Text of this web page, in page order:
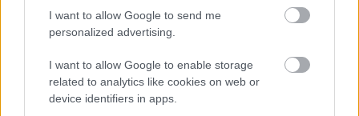
I want to allow Google to send me
personalized advertising.
I want to allow Google to enable storage
related to analytics like cookies on web or
device identifiers in apps.
연구에 따르면 딸기에 함유된 엘라그산과 엘라지탄닌은 종
양 발생을 억제하고 염증을 줄이는 효과가 있습니다. 또한
장내 세균이 엘라지탄닌을 우리 몸에 유익한 유롤리틴으로
전환합니다.